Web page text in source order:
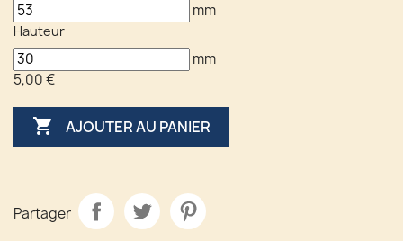
mm
Hauteur
mm
5,00 €
 AJOUTER AU PANIER
Partager